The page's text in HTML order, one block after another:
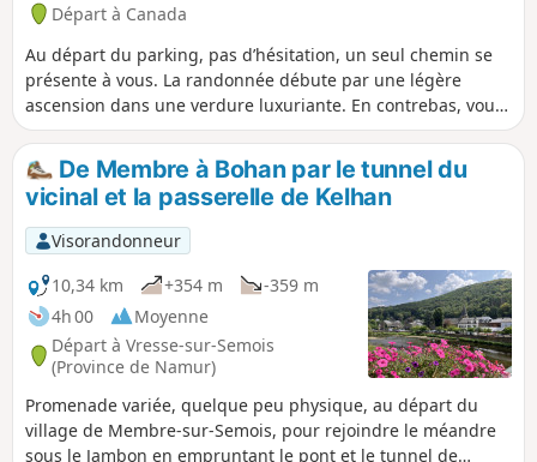
Départ à Canada
Au départ du parking, pas d’hésitation, un seul chemin se
présente à vous. La randonnée débute par une légère
ascension dans une verdure luxuriante. En contrebas, vous
entendrez, sans la voir, la rivière Cheakamus. Plusieurs
ruisseaux dévalent la montagne. Après 1,5km, si vous n’y
tenez plus, vous pouvez emprunter sur la droite le chemin
vers Helm Creek. Après 200 mètres vous trouverez la
passerelle qui enjambe la rivière. Revenez sur vos pas pour
reprendre le chemin en direction du camp de Cheakamus
Lake. Rapidement le chemin surplombe la rivière, et vous
donne un aperçu de la beauté qui va apparaître en arrivant
au camp de Cheakamus Lake où la rivière s’élargit pour
devenir un lac. La nature vous invite à poursuivre le chemin
jusqu’au camp de Singing creek. Une petite plage
accueillante vous permettra de déguster le déjeuner que
vous n’aurez pas oublié d’emporter. Le panorama est
splendide. Pour le retour, faite le chemin en sens inverse.
De Membre à Bohan par le tunnel du
vicinal et la passerelle de Kelhan
Visorandonneur
10,34 km
+354 m
-359 m
4h 00
Moyenne
Départ à Vresse-sur-Semois
(Province de Namur)
Promenade variée, quelque peu physique, au départ du
village de Membre-sur-Semois, pour rejoindre le méandre
sous le Jambon en empruntant le pont et le tunnel de